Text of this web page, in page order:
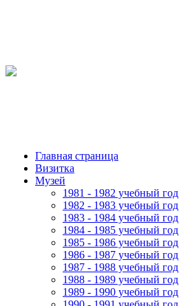
Главная страница
Визитка
Музей
1981 - 1982 учебный год
1982 - 1983 учебный год
1983 - 1984 учебный год
1984 - 1985 учебный год
1985 - 1986 учебный год
1986 - 1987 учебный год
1987 - 1988 учебный год
1988 - 1989 учебный год
1989 - 1990 учебный год